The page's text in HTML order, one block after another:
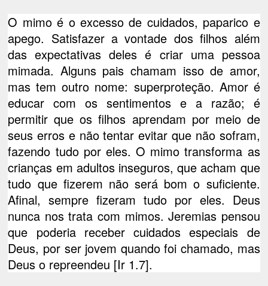
O mimo é o excesso de cuidados, paparico e
apego. Satisfazer a vontade dos filhos além
das expectativas deles é criar uma pessoa
mimada. Alguns pais chamam isso de amor,
mas tem outro nome: superproteção. Amor é
educar com os sentimentos e a razão; é
permitir que os filhos aprendam por meio de
seus erros e não tentar evitar que não sofram,
fazendo tudo por eles. O mimo transforma as
crianças em adultos inseguros, que acham que
tudo que fizerem não será bom o suficiente.
Afinal, sempre fizeram tudo por eles. Deus
nunca nos trata com mimos. Jeremias pensou
que poderia receber cuidados especiais de
Deus, por ser jovem quando foi chamado, mas
Deus o repreendeu [Ir 1.7].